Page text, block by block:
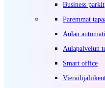
Business parkit
Paremmat
Aulan
Aulapalvelun
Smart office